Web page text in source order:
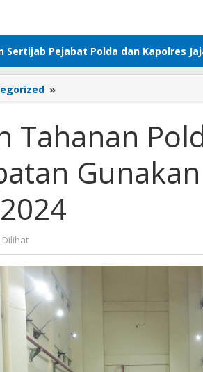
Sertijab Pejabat Polda dan Kapolres
»
Tahanan
Jatim
Diberi
Kesempatan
Gunakan
Pilih
pada
Tahanan
Dilihat